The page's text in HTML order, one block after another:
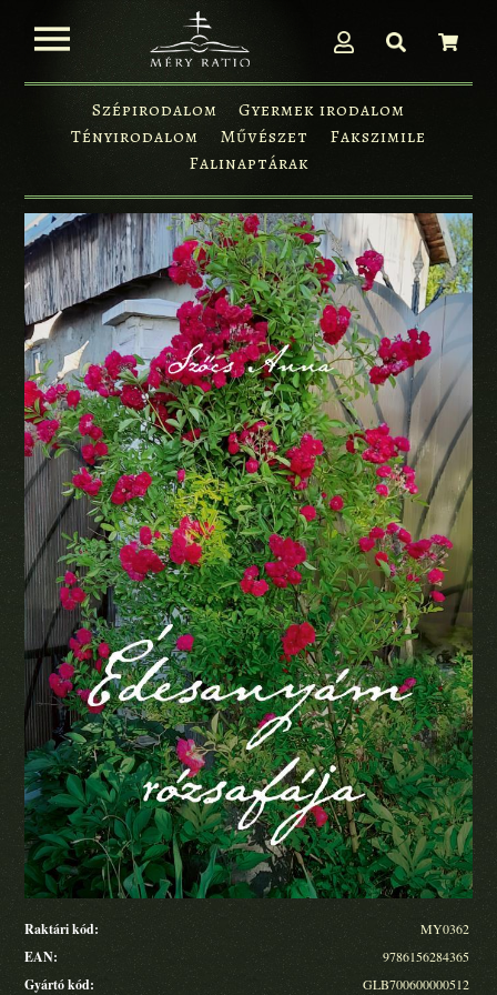
Szépirodalom
Gyermek irodalom
Tényirodalom
Művészet
Fakszimile
Falinaptárak
Raktári kód: MY0362
EAN: 9786156284365
Gyártó kód: GLB700600000512